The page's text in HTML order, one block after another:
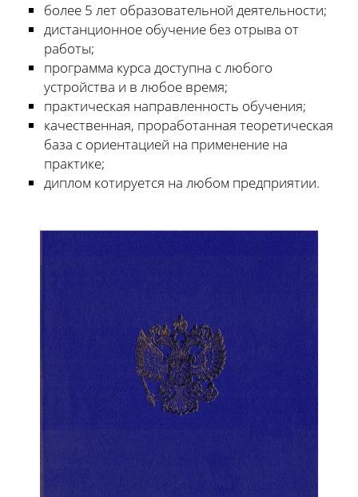
более 5 лет образовательной деятельности;
дистанционное обучение без отрыва от
работы;
программа курса доступна с любого
устройства и в любое время;
практическая направленность обучения;
качественная, проработанная теоретическая
база с ориентацией на применение на
практике;
диплом котируется на любом предприятии.